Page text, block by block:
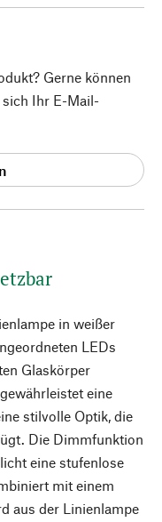
in weißer
LEDs
Glaskörper
eine
stilvolle Optik, die
Die Dimmfunktion
eine stufenlose
mit einem
aus der Linienlampe
Gerne können
sich Ihr E-Mail-